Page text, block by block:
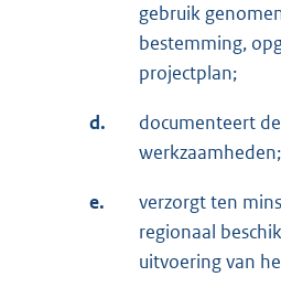
gebruik
bestemming,
projectplan;
d.
documenteert
werkzaamheden;
e.
verzorgt ten
regionaal
uitvoering van